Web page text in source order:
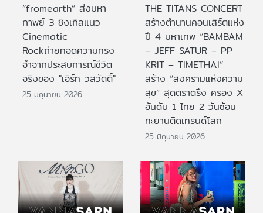
“fromearth” ส่งมหา
กาพย์ 3 ซิงเกิลแนว
Cinematic
Rockถ่ายทอดความทรง
จำจากประสบการณ์ชีวิต
จริงของ "เอิร์ท วสวัตติ์"
25 มิถุนายน 2026
THE TITANS CONCERT
สร้างตำนานคอนเสิร์ตแห่ง
ปี 4 มหาเทพ “BAMBAM
– JEFF SATUR – PP
KRIT – TIMETHAI”
สร้าง “สงครามแห่งความ
สุข” สุดตราตรึง ครอง X
อันดับ 1 ไทย 2 วันซ้อน
ทะยานติดเทรนด์โลก
25 มิถุนายน 2026